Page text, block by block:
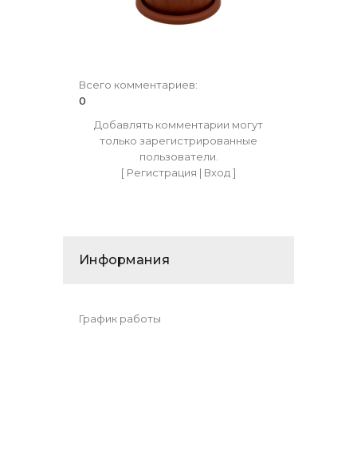
Всего комментариев:
0
Добавлять комментарии могут
только зарегистрированные
пользователи.
[ Регистрация | Вход]
Информания
График работы